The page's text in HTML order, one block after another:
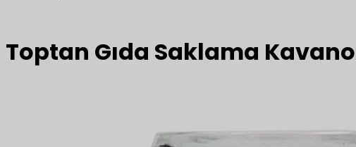
Toptan Gıda Saklama